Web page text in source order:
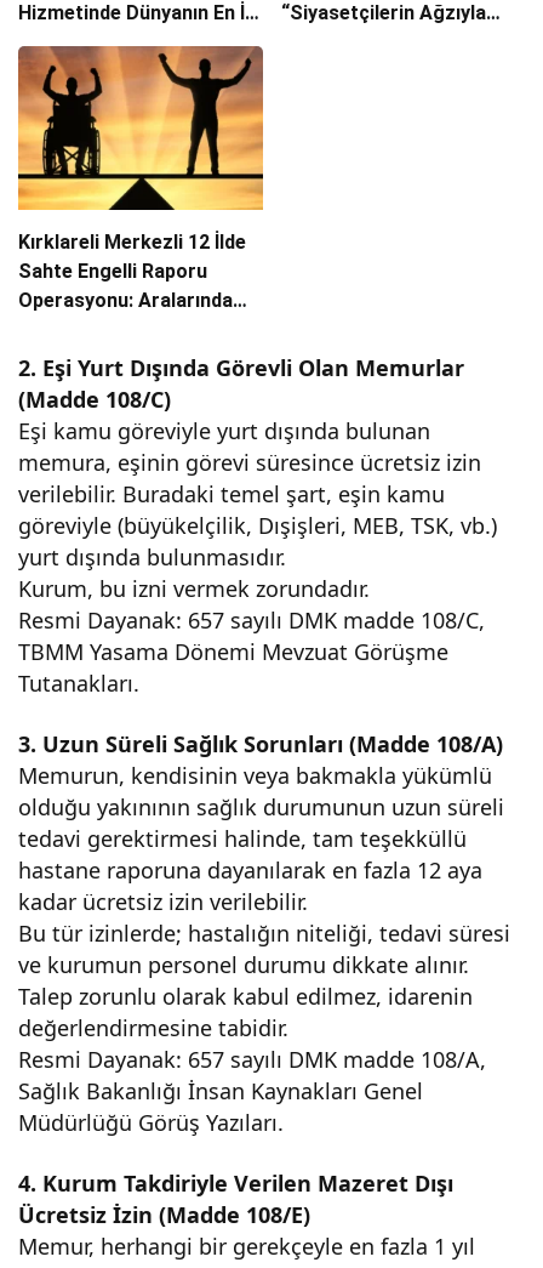
Hizmetinde Dünyanın En İyi
Ülkelerinden Biri
Konumundayız”
“Siyasetçilerin Ağzıyla
Kırklareli Merkezli 12 İlde
Sahte Engelli Raporu
Operasyonu: Aralarında
Tutuklama
2. Eşi Yurt Dışında Görevli Olan Memurlar
(Madde 108/C)
Eşi kamu göreviyle yurt dışında bulunan
memura, eşinin görevi süresince ücretsiz izin
verilebilir. Buradaki temel şart, eşin kamu
göreviyle (büyükelçilik, Dışişleri, MEB, TSK, vb.)
yurt dışında bulunmasıdır.
Kurum, bu izni vermek zorundadır.
Resmi Dayanak: 657 sayılı DMK madde 108/C,
TBMM Yasama Dönemi Mevzuat Görüşme
Tutanakları.
3. Uzun Süreli Sağlık Sorunları (Madde 108/A)
Memurun, kendisinin veya bakmakla yükümlü
olduğu yakınının sağlık durumunun uzun süreli
tedavi gerektirmesi halinde, tam teşekküllü
hastane raporuna dayanılarak en fazla 12 aya
kadar ücretsiz izin verilebilir.
Bu tür izinlerde; hastalığın niteliği, tedavi süresi
ve kurumun personel durumu dikkate alınır.
Talep zorunlu olarak kabul edilmez, idarenin
değerlendirmesine tabidir.
Resmi Dayanak: 657 sayılı DMK madde 108/A,
Sağlık Bakanlığı İnsan Kaynakları Genel
Müdürlüğü Görüş Yazıları.
4. Kurum Takdiriyle Verilen Mazeret Dışı
Ücretsiz İzin (Madde 108/E)
Memur, herhangi bir gerekçeyle en fazla 1 yıl